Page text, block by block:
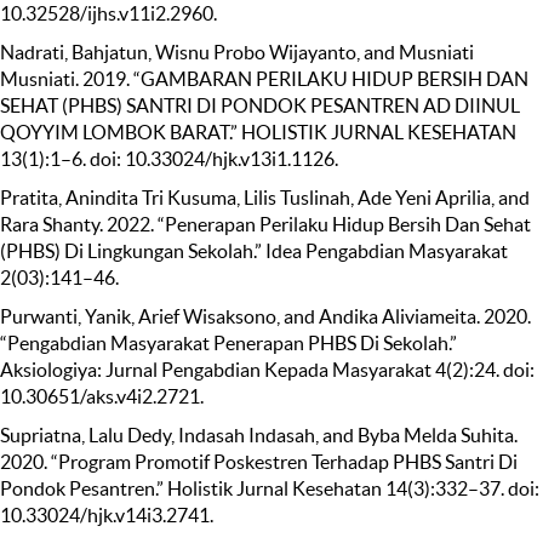
10.32528/ijhs.v11i2.2960.
Nadrati, Bahjatun, Wisnu Probo Wijayanto, and Musniati
Musniati. 2019. “GAMBARAN PERILAKU HIDUP BERSIH DAN
SEHAT (PHBS) SANTRI DI PONDOK PESANTREN AD DIINUL
QOYYIM LOMBOK BARAT.” HOLISTIK JURNAL KESEHATAN
13(1):1–6. doi: 10.33024/hjk.v13i1.1126.
Pratita, Anindita Tri Kusuma, Lilis Tuslinah, Ade Yeni Aprilia, and
Rara Shanty. 2022. “Penerapan Perilaku Hidup Bersih Dan Sehat
(PHBS) Di Lingkungan Sekolah.” Idea Pengabdian Masyarakat
2(03):141–46.
Purwanti, Yanik, Arief Wisaksono, and Andika Aliviameita. 2020.
“Pengabdian Masyarakat Penerapan PHBS Di Sekolah.”
Aksiologiya: Jurnal Pengabdian Kepada Masyarakat 4(2):24. doi:
10.30651/aks.v4i2.2721.
Supriatna, Lalu Dedy, Indasah Indasah, and Byba Melda Suhita.
2020. “Program Promotif Poskestren Terhadap PHBS Santri Di
Pondok Pesantren.” Holistik Jurnal Kesehatan 14(3):332–37. doi:
10.33024/hjk.v14i3.2741.